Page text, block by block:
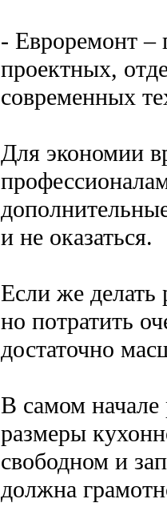
- Евроремонт –
проектных,
современных
Для экономии
и не оказаться.
Если же
но потратить
достаточно
В самом начале
размеры
свободном и
должна